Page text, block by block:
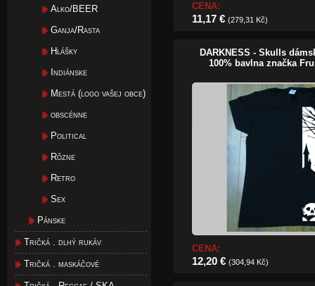
Alko/BEER
Ganja/Rasta
Hlášky
Indiánske
Mestá (logo vašej obce)
obscénne
Political
Rôzne
Retro
Sex
Pánske
Tričká . dlhý rukáv
Tričká . maskáčové
CENA:
11,17 € (279,31 Kč)
DARKNESS - Skulls
100% bavlna značka
CENA:
12,20 € (304,94 Kč)